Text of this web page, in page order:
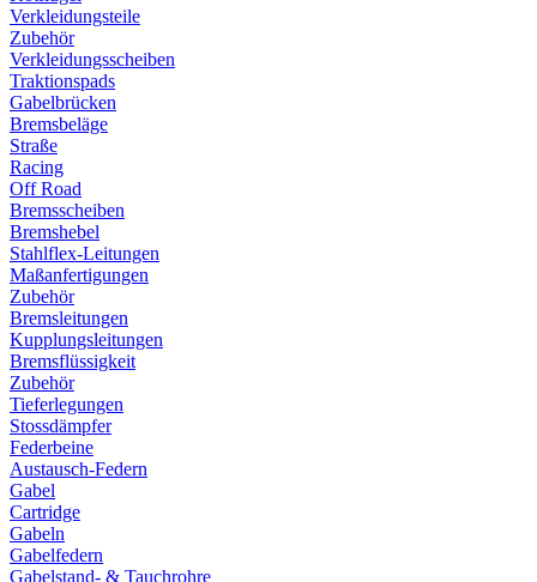
Verkleidungsteile
Zubehör
Verkleidungsscheiben
Traktionspads
Gabelbrücken
Bremsbeläge
Straße
Racing
Off Road
Bremsscheiben
Bremshebel
Stahlflex-Leitungen
Maßanfertigungen
Zubehör
Bremsleitungen
Kupplungsleitungen
Bremsflüssigkeit
Zubehör
Tieferlegungen
Stossdämpfer
Federbeine
Austausch-Federn
Gabel
Cartridge
Gabeln
Gabelfedern
Gabelstand- & Tauchrohre